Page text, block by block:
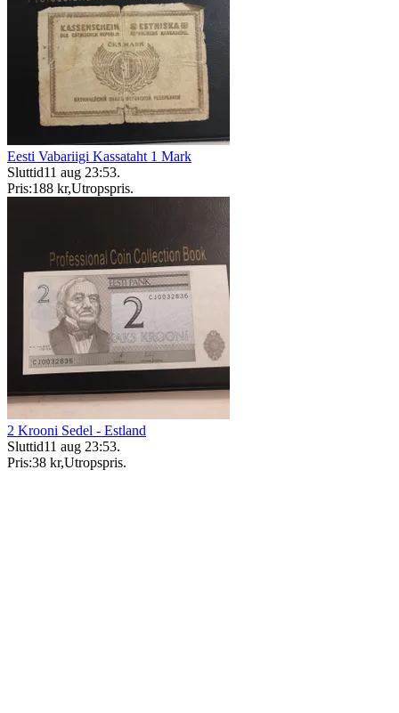
Eesti Vabariigi Kassataht 1 Mark
Sluttid11 aug 23:53.
Pris:188 kr,Utropspris.
2 Krooni Sedel - Estland
Sluttid11 aug 23:53.
Pris:38 kr,Utropspris.